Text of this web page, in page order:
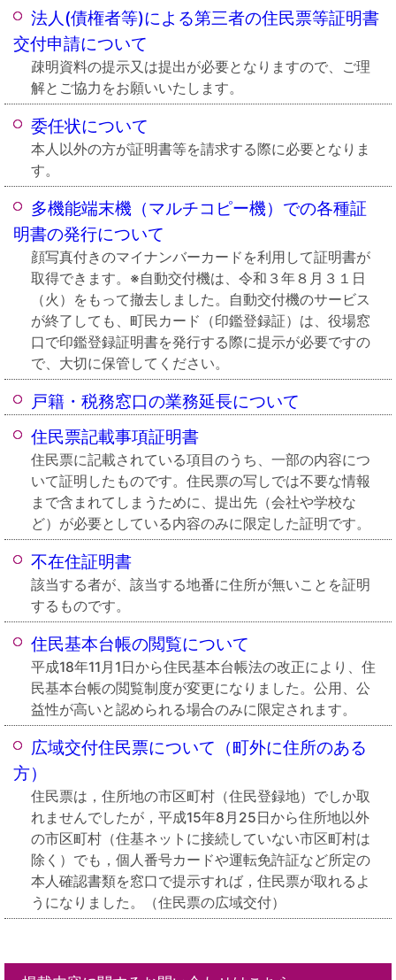
法人(債権者等)による第三者の住民票等証明書
交付申請について
疎明資料の提示又は提出が必要となりますので、ご理
解とご協力をお願いいたします。
委任状について
本人以外の方が証明書等を請求する際に必要となりま
す。
多機能端末機（マルチコピー機）での各種証
明書の発行について
顔写真付きのマイナンバーカードを利用して証明書が
取得できます。※自動交付機は、令和３年８月３１日
（火）をもって撤去しました。自動交付機のサービス
が終了しても、町民カード（印鑑登録証）は、役場窓
口で印鑑登録証明書を発行する際に提示が必要ですの
で、大切に保管してください。
戸籍・税務窓口の業務延長について
住民票記載事項証明書
住民票に記載されている項目のうち、一部の内容につ
いて証明したものです。住民票の写しでは不要な情報
まで含まれてしまうために、提出先（会社や学校な
ど）が必要としている内容のみに限定した証明です。
不在住証明書
該当する者が、該当する地番に住所が無いことを証明
するものです。
住民基本台帳の閲覧について
平成18年11月1日から住民基本台帳法の改正により、住
民基本台帳の閲覧制度が変更になりました。公用、公
益性が高いと認められる場合のみに限定されます。
広域交付住民票について（町外に住所のある
方）
住民票は，住所地の市区町村（住民登録地）でしか取
れませんでしたが，平成15年8月25日から住所地以外
の市区町村（住基ネットに接続していない市区町村は
除く）でも，個人番号カードや運転免許証など所定の
本人確認書類を窓口で提示すれば，住民票が取れるよ
うになりました。（住民票の広域交付）